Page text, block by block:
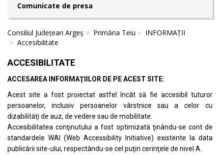
Comunicate de presa
Consiliul Județean Argeș Primăria Teiu
INFORMAȚII
Accesibilitate
ACCESIBILITATE
ACCESAREA INFORMAŢIILOR DE PE ACEST SITE:
Acest site a fost proiectat astfel încât să fie accesibil tuturor
persoanelor, inclusiv persoanelor vârstnice sau a celor cu
dizabilităţi de auz, de vedere sau de mobilitate.
Accesibilitatea conţinutului a fost optimizată ţinându-se cont de
standardele WAI (Web Accessibility Initiative) existente la data
publicării site-ului, respectându-se cel puţin cerinţele de nivel A.